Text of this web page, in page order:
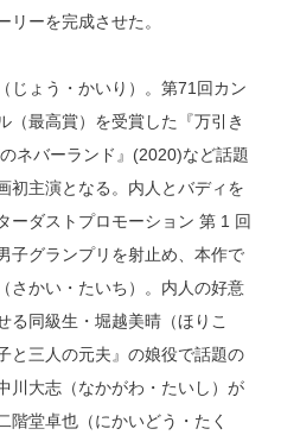
ーを完成させた。
じょう・かいり）。第71回カン
（最高賞）を受賞した『万引き
ネバーランド』(2020)など話題
初主演となる。内人とバディを
ーダストプロモーション 第 1 回
子グランプリを射止め、本作で
さかい・たいち）。内人の好意
る同級生・堀越美晴（ほりこ
と三人の元夫』の娘役で話題の
川大志（なかがわ・たいし）が
階堂卓也（にかいどう・たく